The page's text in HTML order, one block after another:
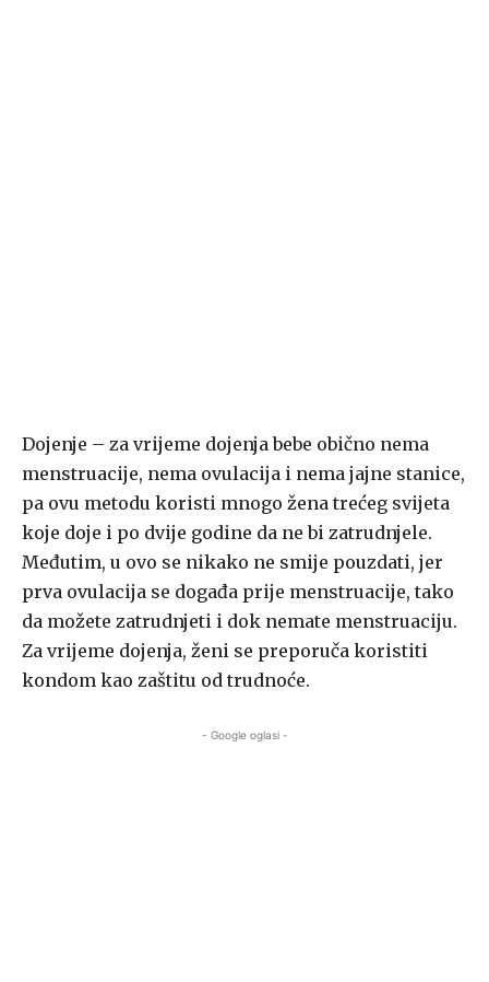
Dojenje – za vrijeme dojenja bebe obično nema
menstruacije, nema ovulacija i nema jajne stanice,
pa ovu metodu koristi mnogo žena trećeg svijeta
koje doje i po dvije godine da ne bi zatrudnjele.
Međutim, u ovo se nikako ne smije pouzdati, jer
prva ovulacija se događa prije menstruacije, tako
da možete zatrudnjeti i dok nemate menstruaciju.
Za vrijeme dojenja, ženi se preporuča koristiti
kondom kao zaštitu od trudnoće.
- Google oglasi -